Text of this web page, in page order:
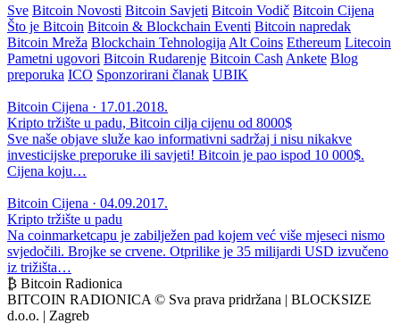
Sve Bitcoin Novosti Bitcoin Savjeti Bitcoin Vodič Bitcoin Cijena
Što je Bitcoin Bitcoin & Blockchain Eventi Bitcoin napredak
Bitcoin Mreža Blockchain Tehnologija Alt Coins Ethereum Litecoin
Pametni ugovori Bitcoin Rudarenje Bitcoin Cash Ankete Blog
preporuka ICO Sponzorirani članak UBIK
Bitcoin Cijena · 17.01.2018.
Kripto tržište u padu, Bitcoin cilja cijenu od 8000$
Sve naše objave služe kao informativni sadržaj i nisu nikakve
investicijske preporuke ili savjeti! Bitcoin je pao ispod 10 000$.
Cijena koju…
Bitcoin Cijena · 04.09.2017.
Kripto tržište u padu
Na coinmarketcapu je zabilježen pad kojem već više mjeseci nismo
svjedočili. Brojke se crvene. Otprilike je 35 milijardi USD izvučeno
iz trižišta…
₿ Bitcoin Radionica
BITCOIN RADIONICA © Sva prava pridržana | BLOCKSIZE
d.o.o. | Zagreb